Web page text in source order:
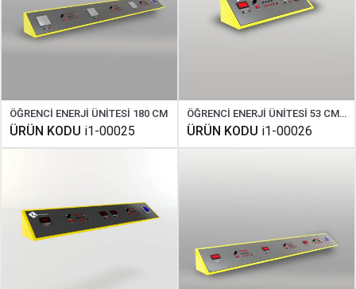
ÖĞRENCİ ENERJİ ÜNİTESİ 180 CM
ÜRÜN KODU i1-00025
ÖĞRENCİ ENERJİ ÜNİTESİ 53 CM DİJİTAL
ÜRÜN KODU i1-00026